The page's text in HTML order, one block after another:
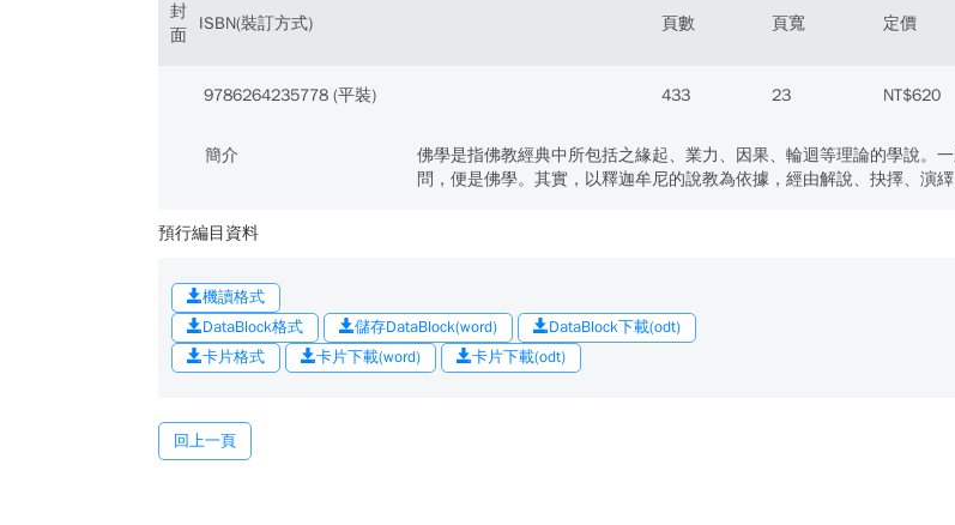
封
面
ISBN(裝訂方式) 頁數 頁寬 定價
9786264235778 (平裝) 433 23 NT$620
簡介
佛學是指佛教經典中所包括之緣起、業力、因果、輪迴等理論的學說。
問，便是佛學。其實，以釋迦牟尼的說教為依據，經由解說、抉擇、演
預行編目資料
機讀格式
DataBlock格式
儲存DataBlock(word)
DataBlock下載(odt)
卡片格式
卡片下載(word) 卡片下載(odt)
回上一頁